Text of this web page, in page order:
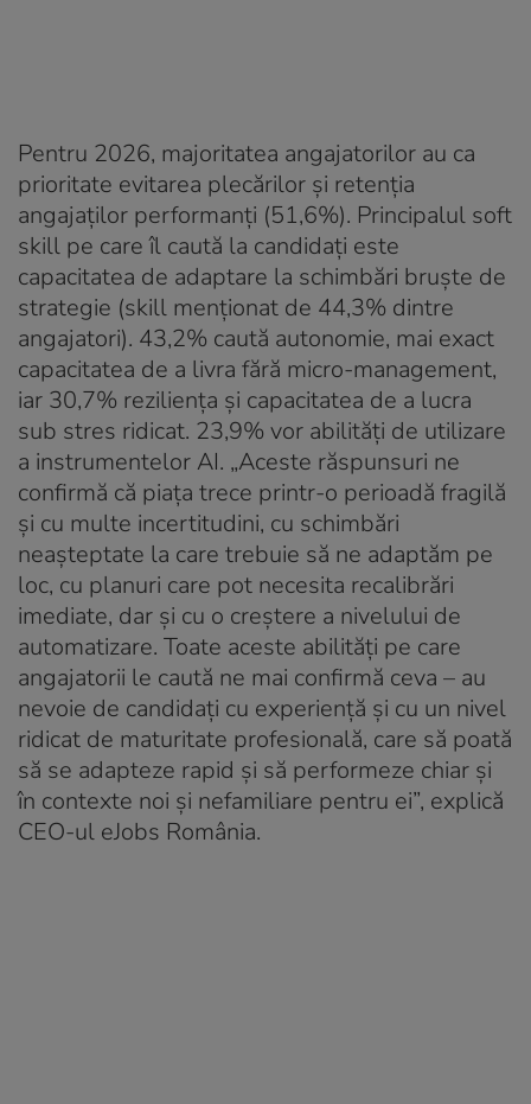
Pentru 2026, majoritatea angajatorilor au ca
prioritate evitarea plecărilor și retenția
angajaților performanți (51,6%). Principalul soft
skill pe care îl caută la candidați este
capacitatea de adaptare la schimbări bruște de
strategie (skill menționat de 44,3% dintre
angajatori). 43,2% caută autonomie, mai exact
capacitatea de a livra fără micro-management,
iar 30,7% reziliența și capacitatea de a lucra
sub stres ridicat. 23,9% vor abilități de utilizare
a instrumentelor AI. „Aceste răspunsuri ne
confirmă că piața trece printr-o perioadă fragilă
și cu multe incertitudini, cu schimbări
neașteptate la care trebuie să ne adaptăm pe
loc, cu planuri care pot necesita recalibrări
imediate, dar și cu o creștere a nivelului de
automatizare. Toate aceste abilități pe care
angajatorii le caută ne mai confirmă ceva – au
nevoie de candidați cu experiență și cu un nivel
ridicat de maturitate profesională, care să poată
să se adapteze rapid și să performeze chiar și
în contexte noi și nefamiliare pentru ei”, explică
CEO-ul eJobs România.